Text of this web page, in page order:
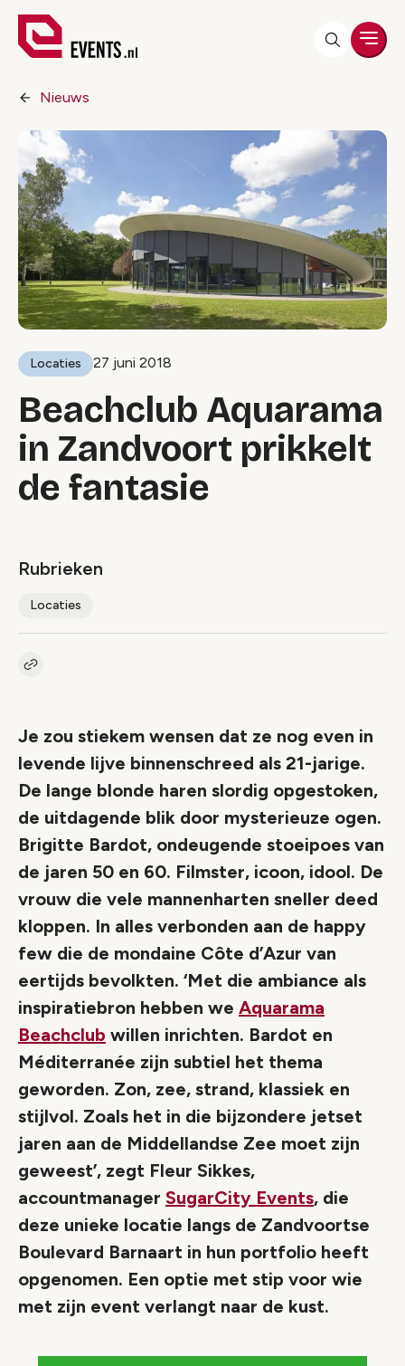
Nieuws
Locaties 27 juni 2018
Beachclub Aquarama
in Zandvoort prikkelt
de fantasie
Rubrieken
Locaties
Kopieer link naar artikel
Je zou stiekem wensen dat ze nog even in
levende lijve binnenschreed als 21-jarige.
De lange blonde haren slordig opgestoken,
de uitdagende blik door mysterieuze ogen.
Brigitte Bardot, ondeugende stoeipoes van
de jaren 50 en 60. Filmster, icoon, idool. De
vrouw die vele mannenharten sneller deed
kloppen. In alles verbonden aan de happy
few die de mondaine Côte d’Azur van
eertijds bevolkten. ‘Met die ambiance als
inspiratiebron hebben we Aquarama
Beachclub willen inrichten. Bardot en
Méditerranée zijn subtiel het thema
geworden. Zon, zee, strand, klassiek en
stijlvol. Zoals het in die bijzondere jetset
jaren aan de Middellandse Zee moet zijn
geweest’, zegt Fleur Sikkes,
accountmanager SugarCity Events, die
deze unieke locatie langs de Zandvoortse
Boulevard Barnaart in hun portfolio heeft
opgenomen. Een optie met stip voor wie
met zijn event verlangt naar de kust.